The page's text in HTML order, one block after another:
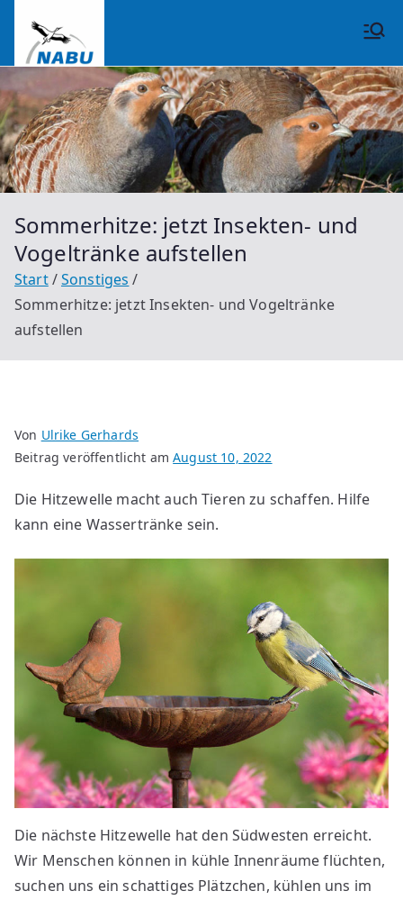
Inhalt
springen
NABU
Großrinderfeld
Sommerhitze: jetzt Insekten- und
Vogeltränke aufstellen
Start
Sonstiges
Sommerhitze: jetzt Insekten- und Vogeltränke
aufstellen
Von Ulrike Gerhards
Beitrag veröffentlicht amAugust 10, 2022
Die Hitzewelle macht auch Tieren zu schaffen. Hilfe
kann eine Wassertränke sein.
Die nächste Hitzewelle hat den Südwesten erreicht.
Wir Menschen können in kühle Innenräume flüchten,
suchen uns ein schattiges Plätzchen, kühlen uns im